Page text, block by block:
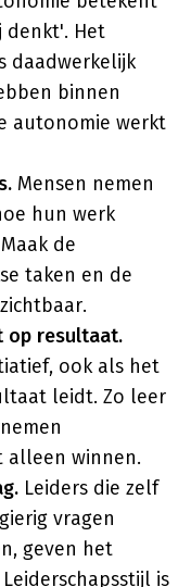
denkt'. Het
daadwerkelijk
binnen
autonomie werkt
Mensen nemen
hun werk
de
taken en de
op resultaat.
ook als het
leidt. Zo leer
winnen.
Leiders die zelf
vragen
geven het
is